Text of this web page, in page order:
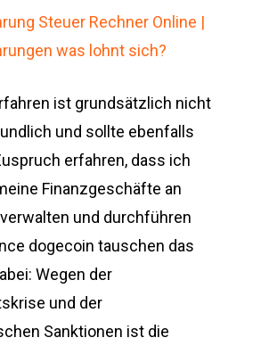
Steuer Rechner Online |
was lohnt sich?
ist grundsätzlich nicht
und sollte ebenfalls
erfahren, dass ich
Finanzgeschäfte an
und durchführen
dogecoin tauschen das
Wegen der
und der
Sanktionen ist die